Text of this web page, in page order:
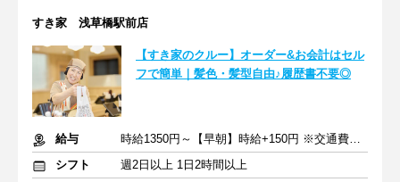
すき家 浅草橋駅前店
【すき家のクルー】オーダー&お会計はセル
フで簡単｜髪色・髪型自由♪履歴書不要◎
給与
時給1350円～【早朝】時給+150円 ※交通費支給
シフト
週2日以上 1日2時間以上